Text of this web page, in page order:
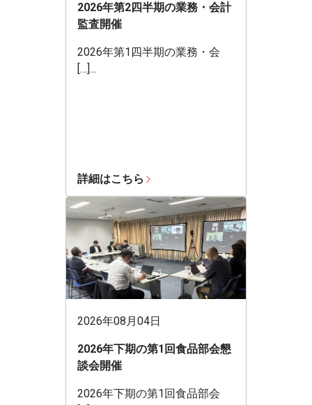
2026年第2四半期の業務・会計
監査開催
2026年第1四半期の業務・会
[…]...
詳細はこちら
2026年08月04日
2026年下期の第1回食品部会懇
談会開催
2026年下期の第1回食品部会